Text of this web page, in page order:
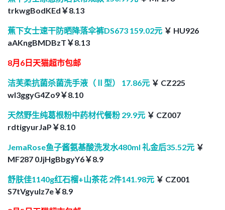
trkwgBodKEd￥8.13
蕉下女士速干防晒降落伞裤DS673 159.02元 ￥ HU926
aAKngBMDBzT￥8.13
8月6日天猫超市包邮
洁芙柔抗菌杀菌洗手液（Ⅱ型） 17.86元 ￥ CZ225
wI3ggyG4Zo9￥8.10
天然野生纯葛根粉中药材代餐粉 29.9元 ￥ CZ007
rdtigyurJaP￥8.10
JemaRose鱼子酱氨基酸洗发水480ml 礼金后35.52元 ￥
MF287 0JjHgBbgyY6￥8.9
舒肤佳1140g红石榴+山茶花 2件141.98元 ￥ CZ001
S7tVgyuIz7e￥8.9